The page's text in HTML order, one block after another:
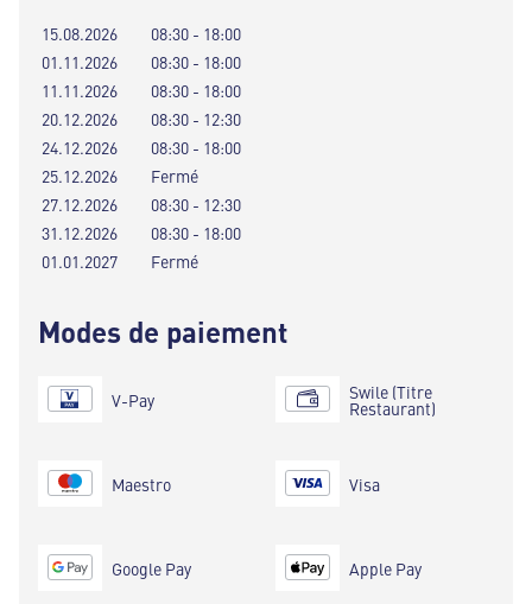
15.08.2026
08:30 - 18:00
01.11.2026
08:30 - 18:00
11.11.2026
08:30 - 18:00
20.12.2026
08:30 - 12:30
24.12.2026
08:30 - 18:00
25.12.2026
Fermé
27.12.2026
08:30 - 12:30
31.12.2026
08:30 - 18:00
01.01.2027
Fermé
Modes de paiement
V-Pay
Maestro
Google Pay
Swile (Titre
Restaurant)
Visa
Apple Pay